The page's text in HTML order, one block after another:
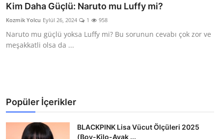
Kim Daha Güçlü: Naruto mu Luffy mi?
Kozmik Yolcu Eylül 26, 2024 1 958
Naruto mu güçlü yoksa Luffy mi? Bu sorunun cevabı çok zor ve
meşakkatli olsa da ...
Popüler İçerikler
BLACKPINK Lisa Vücut Ölçüleri 2025
(Boy-Kilo-Ayak ...